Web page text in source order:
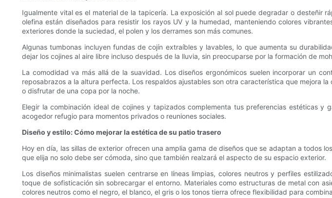
Igualmente vital es el material de la tapicería. La exposición al sol puede degradar o desteñir
olefina están diseñados para resistir los rayos UV y la humedad, manteniendo colores
exteriores donde la suciedad, el polen y los derrames son más comunes.
Algunas tumbonas incluyen fundas de cojín extraíbles y lavables, lo que aumenta su
dejar los cojines al aire libre incluso después de la lluvia, sin preocuparse por la formación de
La comodidad va más allá de la suavidad. Los diseños ergonómicos suelen incorporar un
reposabrazos a la altura perfecta. Los respaldos ajustables son otra característica que mejora
o disfrutar de una copa por la noche.
Elegir la combinación ideal de cojines y tapizados complementa tus preferencias estéticas
acogedor refugio para momentos privados o reuniones sociales.
Diseño y estilo: Cómo mejorar la estética de su patio trasero
Hoy en día, las sillas de exterior ofrecen una amplia gama de diseños que se adaptan a todos
que elija no solo debe ser cómoda, sino que también realzará el aspecto de su espacio exterior.
Los diseños minimalistas suelen centrarse en líneas limpias, colores neutros y perfiles
toque de sofisticación sin sobrecargar el entorno. Materiales como estructuras de metal con
colores neutros como el negro, el blanco, el gris o los tonos tierra ofrece flexibilidad para